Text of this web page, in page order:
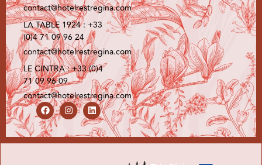
contact@hotelrestregina.com
LA TABLE 1924 : +33
(0)4 71 09 96 24
contact@hotelrestregina.com
LE CINTRA : +33 (0)4
71 09 96 09
contact@hotelrestregina.com